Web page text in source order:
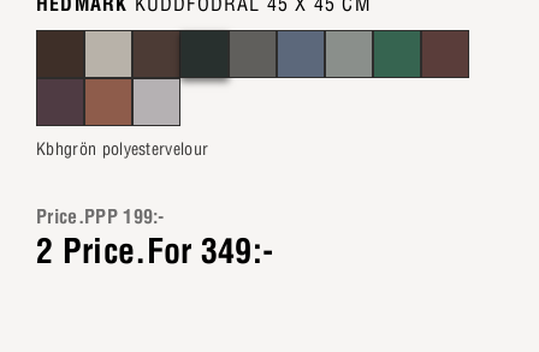
Kbhgrön polyestervelour
Price.PPP 199:-
2 Price.For 349:-